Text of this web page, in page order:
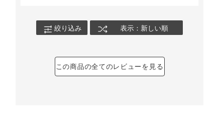
絞り込み 表示：新しい順
この商品の全てのレビューを見る